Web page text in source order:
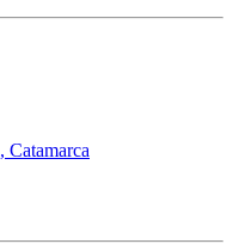
, Catamarca